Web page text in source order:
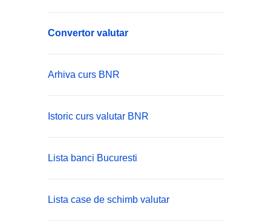
Convertor valutar
Arhiva curs BNR
Istoric curs valutar BNR
Lista banci Bucuresti
Lista case de schimb valutar